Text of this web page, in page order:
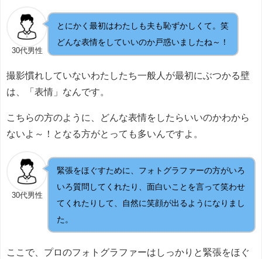
30代男性
とにかく最初はわたしも夫も恥ずかしくて。笑
どんな表情をしていいのか戸惑いましたね～！
撮影慣れしていないわたしたち一般人が最初にぶつかる壁
は、「表情」なんです。
こちらの方のように、どんな表情をしたらいいのかわから
ないよ～！となる方がとっても多いんですよ。
30代男性
緊張をほぐすために、フォトグラファーの方がいろ
いろ質問してくれたり、面白いことを言って笑わせ
てくれたりして、自然に笑顔が出るようになりまし
た。
ここで、プロのフォトグラファーはしっかりと緊張をほぐ